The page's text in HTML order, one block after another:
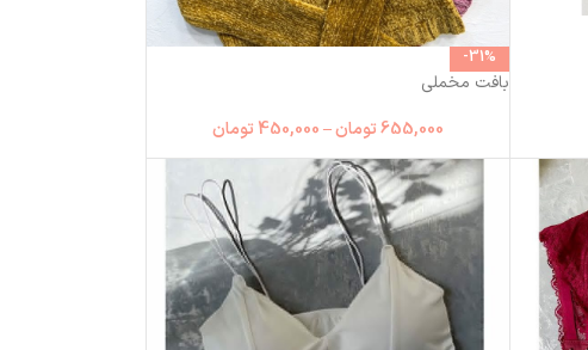
-31%
بافت مخملی
655,000تومان–
450,000 تومان